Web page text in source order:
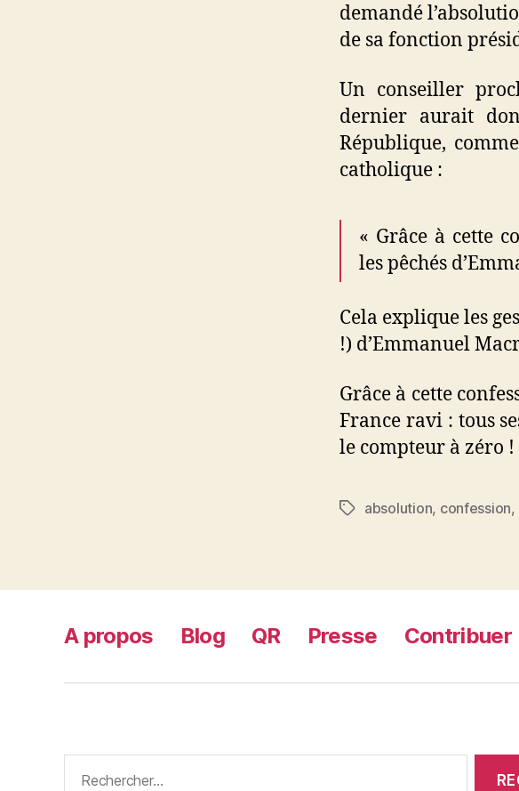
demandé
de sa fonction
Un conseiller
dernier aurait
République,
catholique :
« Grâce à cette
les pêchés
Cela explique les
!) d’Emmanuel
Grâce à cette
France ravi : tous
le compteur à zéro !
Étiquettes
absolution, confession,
A propos Blog QR Presse Contribuer